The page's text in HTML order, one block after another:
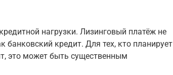
нагрузки. Лизинговый платёж не
банковский кредит. Для тех, кто планирует
это может быть существенным